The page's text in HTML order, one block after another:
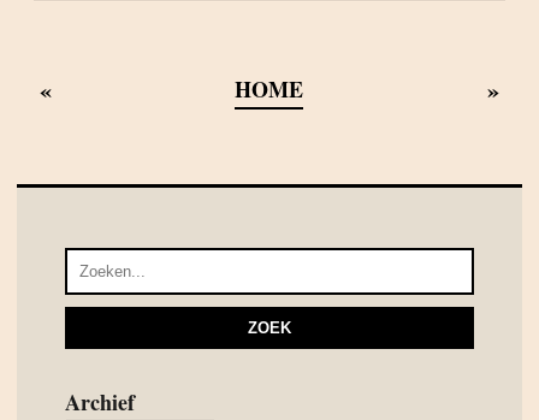
« HOME »
Archief